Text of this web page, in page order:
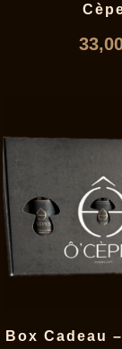
Box Cadeau